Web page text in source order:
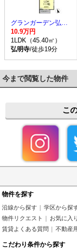
10.9万円
1LDK（45.40㎡）
弘明寺/徒歩19分
今まで閲覧した物件
こ
物件を探す
沿線から探す 学区から探
物件リクエスト
お気に入
賃貸よくある質問
不動産
こだわり条件から探す